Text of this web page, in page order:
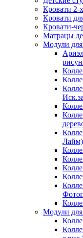
Кровати 2-
Кровати
Кровати-
Матрацы
Модули для
Лайм)
Модули для